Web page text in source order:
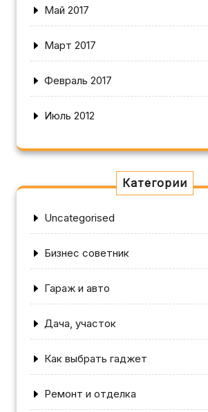
Май 2017
Март 2017
Февраль 2017
Июль 2012
Категории
Uncategorised
Бизнес советник
Гараж и авто
Дача, участок
Как выбрать гаджет
Ремонт и отделка